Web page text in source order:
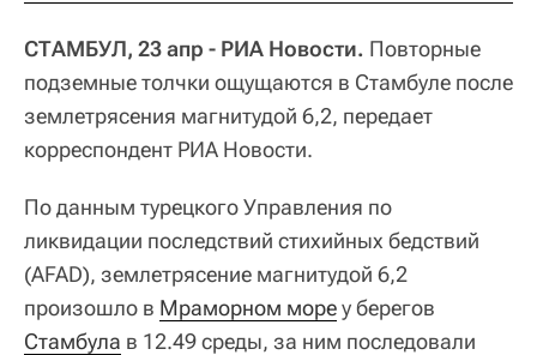
СТАМБУЛ, 23 апр - РИА Новости. Повторные
подземные толчки ощущаются в Стамбуле после
землетрясения магнитудой 6,2, передает
корреспондент РИА Новости.
По данным турецкого Управления по
ликвидации последствий стихийных бедствий
(AFAD), землетрясение магнитудой 6,2
произошло в Мраморном мореу берегов
Стамбула в 12.49 среды, за ним последовали